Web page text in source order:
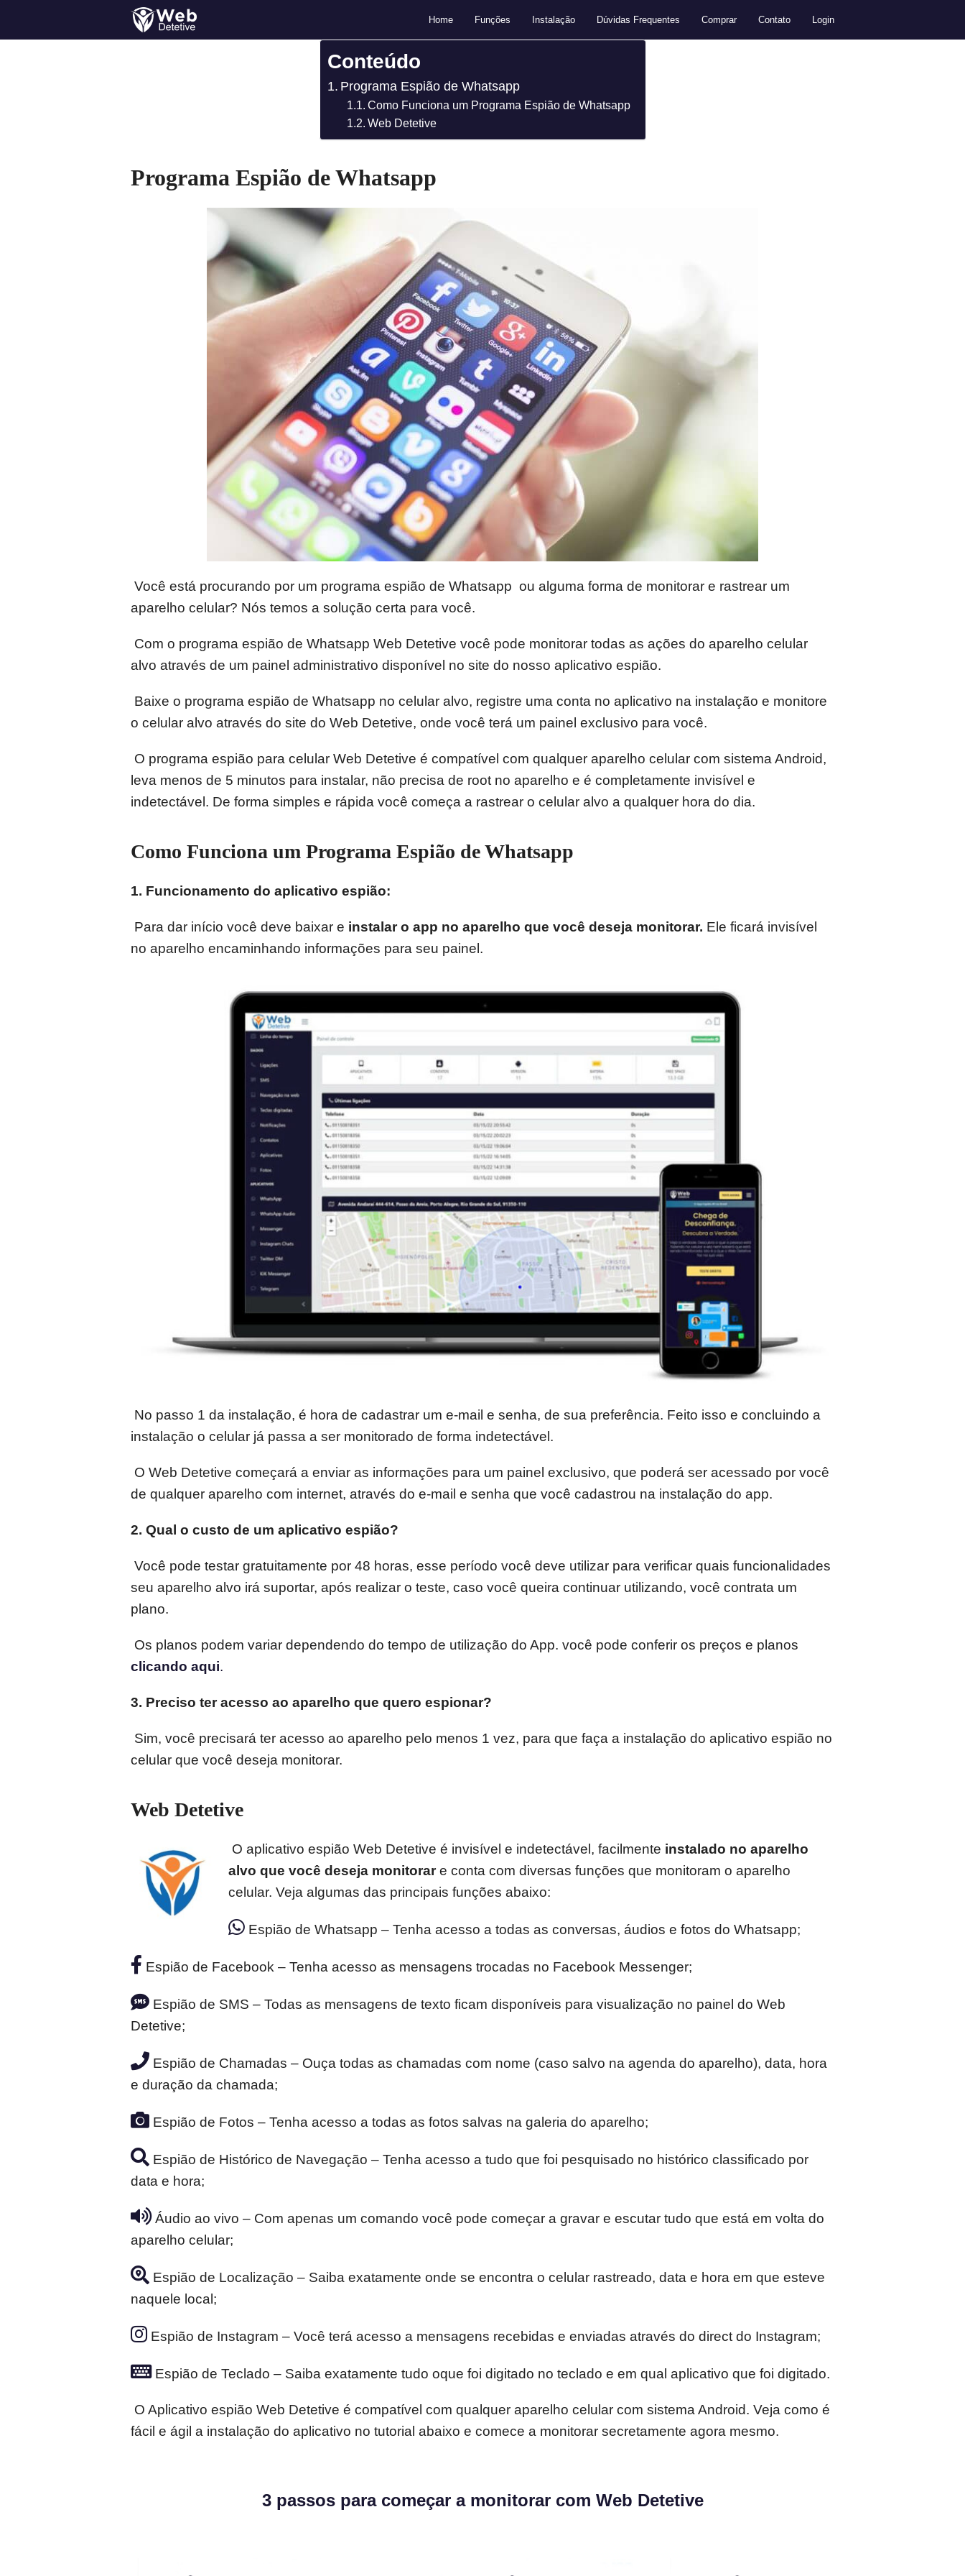
Home Funções Instalação Dúvidas Frequentes Comprar Contato Login
Conteúdo
Programa Espião de Whatsapp
Como Funciona um Programa Espião de Whatsapp
Web Detetive
Programa Espião de Whatsapp
Você está procurando por um programa espião de Whatsapp ou alguma forma de monitorar e rastrear um
aparelho celular? Nós temos a solução certa para você.
Com o programa espião de Whatsapp Web Detetive você pode monitorar todas as ações do aparelho celular
alvo através de um painel administrativo disponível no site do nosso aplicativo espião.
Baixe o programa espião de Whatsapp no celular alvo, registre uma conta no aplicativo na instalação e monitore
o celular alvo através do site do Web Detetive, onde você terá um painel exclusivo para você.
O programa espião para celular Web Detetive é compatível com qualquer aparelho celular com sistema Android,
leva menos de 5 minutos para instalar, não precisa de root no aparelho e é completamente invisível e
indetectável. De forma simples e rápida você começa a rastrear o celular alvo a qualquer hora do dia.
Como Funciona um Programa Espião de Whatsapp
1. Funcionamento do aplicativo espião:
Para dar início você deve baixar e instalar o app no aparelho que você deseja monitorar. Ele ficará invisível
no aparelho encaminhando informações para seu painel.
No passo 1 da instalação, é hora de cadastrar um e-mail e senha, de sua preferência. Feito isso e concluindo a
instalação o celular já passa a ser monitorado de forma indetectável.
O Web Detetive começará a enviar as informações para um painel exclusivo, que poderá ser acessado por você
de qualquer aparelho com internet, através do e-mail e senha que você cadastrou na instalação do app.
2. Qual o custo de um aplicativo espião?
Você pode testar gratuitamente por 48 horas, esse período você deve utilizar para verificar quais funcionalidades
seu aparelho alvo irá suportar, após realizar o teste, caso você queira continuar utilizando, você contrata um
plano.
Os planos podem variar dependendo do tempo de utilização do App. você pode conferir os preços e planos
clicando aqui.
3. Preciso ter acesso ao aparelho que quero espionar?
Sim, você precisará ter acesso ao aparelho pelo menos 1 vez, para que faça a instalação do aplicativo espião no
celular que você deseja monitorar.
Web Detetive
O aplicativo espião Web Detetive é invisível e indetectável, facilmente instalado no aparelho
alvo que você deseja monitorare conta com diversas funções que monitoram o aparelho
celular. Veja algumas das principais funções abaixo:
Espião de Whatsapp – Tenha acesso a todas as conversas, áudios e fotos do Whatsapp;
Espião de Facebook – Tenha acesso as mensagens trocadas no Facebook Messenger;
Espião de SMS – Todas as mensagens de texto ficam disponíveis para visualização no painel do Web
Detetive;
Espião de Chamadas – Ouça todas as chamadas com nome (caso salvo na agenda do aparelho), data, hora
e duração da chamada;
Espião de Fotos – Tenha acesso a todas as fotos salvas na galeria do aparelho;
Espião de Histórico de Navegação – Tenha acesso a tudo que foi pesquisado no histórico classificado por
data e hora;
Áudio ao vivo – Com apenas um comando você pode começar a gravar e escutar tudo que está em volta do
aparelho celular;
Espião de Localização – Saiba exatamente onde se encontra o celular rastreado, data e hora em que esteve
naquele local;
Espião de Instagram – Você terá acesso a mensagens recebidas e enviadas através do direct do Instagram;
Espião de Teclado – Saiba exatamente tudo oque foi digitado no teclado e em qual aplicativo que foi digitado.
O Aplicativo espião Web Detetive é compatível com qualquer aparelho celular com sistema Android. Veja como é
fácil e ágil a instalação do aplicativo no tutorial abaixo e comece a monitorar secretamente agora mesmo.
3 passos para começar a monitorar com Web Detetive